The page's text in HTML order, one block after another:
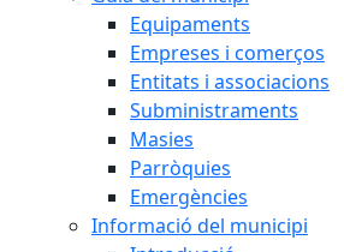
Equipaments
Empreses i comerços
Entitats i associacions
Subministraments
Masies
Parròquies
Emergències
Informació del municipi